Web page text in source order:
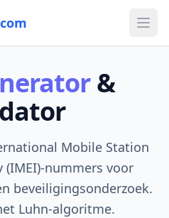
&
Mobile Station
nummers voor
beveiligingsonderzoek.
Luhn-algoritme.